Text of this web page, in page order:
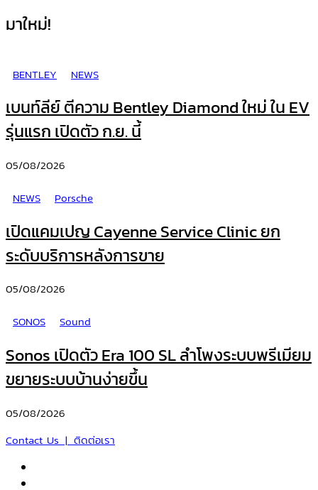
มาใหม่!
BENTLEY NEWS
เบนท์ลีย์ ตีความ Bentley Diamond ใหม่ ใน EV
รุ่นแรก เปิดตัว ก.ย. นี้
05/08/2026
NEWS
Porsche
เปิดแคมเปญ Cayenne Service Clinic ยก
ระดับบริการหลังการขาย
05/08/2026
SONOS
Sound
Sonos เปิดตัว Era 100 SL ลำโพงระบบพรีเมียม
ขยายระบบบ้านง่ายขึ้น
05/08/2026
Contact Us | ติดต่อเรา